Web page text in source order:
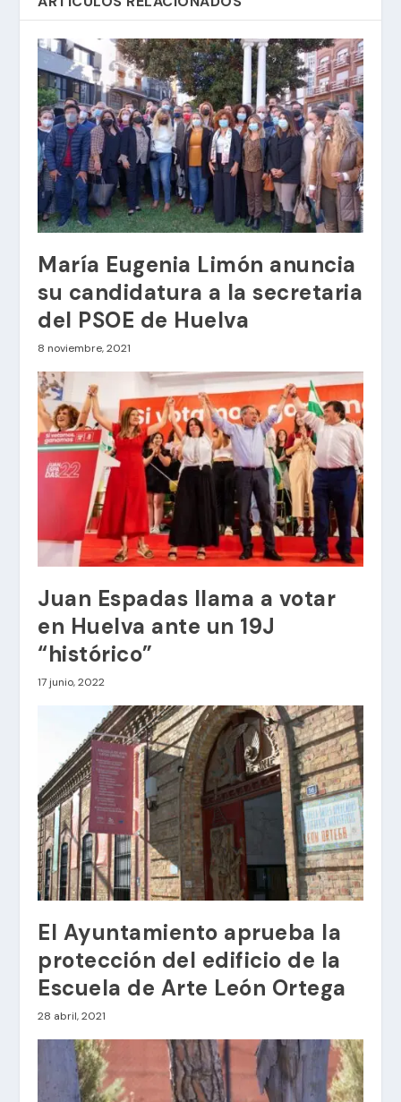
María Eugenia Limón anuncia
su candidatura a la secretaria
del PSOE de Huelva
8 noviembre, 2021
Juan Espadas llama a votar
en Huelva ante un 19J
“histórico”
17 junio, 2022
El Ayuntamiento aprueba la
protección del edificio de la
Escuela de Arte León Ortega
28 abril, 2021